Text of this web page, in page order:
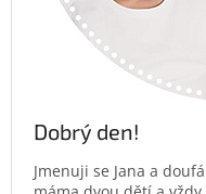
Dobrý den!
Jmenuji se Jana a